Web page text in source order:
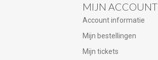
MIJN ACCOUNT
Account informatie
Mijn bestellingen
Mijn tickets